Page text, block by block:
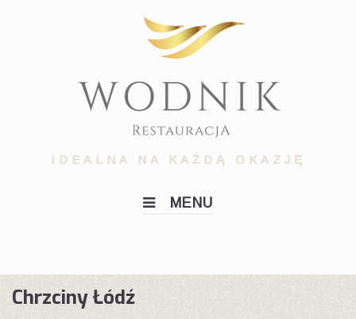
IDEALNA NA KAŻDĄ OKAZJĘ
MENU
Chrzciny Łódź